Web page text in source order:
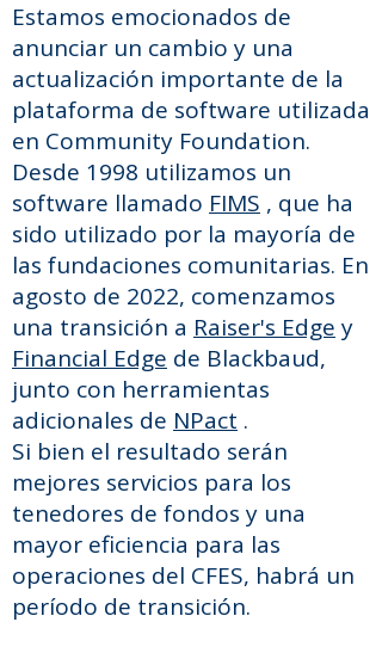
Estamos emocionados de
anunciar un cambio y una
actualización importante de la
plataforma de software utilizada
en Community Foundation.
Desde 1998 utilizamos un
software llamado FIMS , que ha
sido utilizado por la mayoría de
las fundaciones comunitarias. En
agosto de 2022, comenzamos
una transición a Raiser's Edge y
Financial Edge de Blackbaud,
junto con herramientas
adicionales de NPact .
Si bien el resultado serán
mejores servicios para los
tenedores de fondos y una
mayor eficiencia para las
operaciones del CFES, habrá un
período de transición.